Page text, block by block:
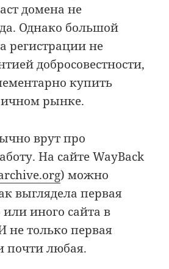
домена не
Однако большой
регистрации не
добросовестности,
купить
рынке.
врут про
На сайте WayBack
) можно
выглядела первая
или иного сайта в
не только первая
почти любая.